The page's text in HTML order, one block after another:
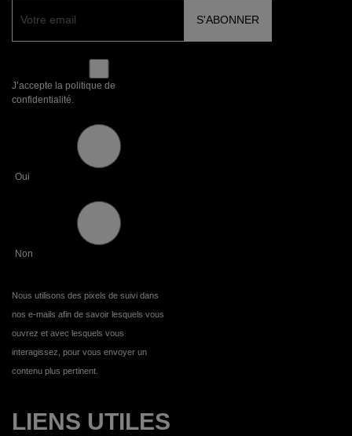
J’accepte la politique de
confidentialité.
Oui
Non
Nous utilisons des pixels de suivi dans
nos e-mails afin de savoir lesquels vous
ouvrez et avec lesquels vous
interagissez, pour vous envoyer un
contenu plus pertinent.
LIENS UTILES